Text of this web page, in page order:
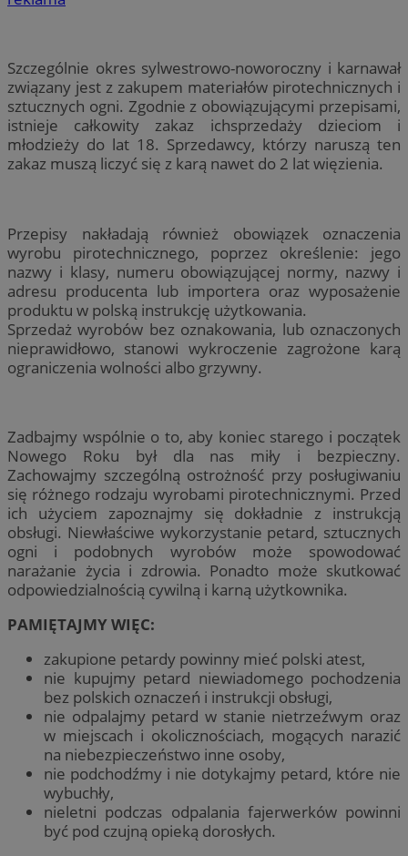
Szczególnie okres sylwestrowo-noworoczny i karnawał
związany jest z zakupem materiałów pirotechnicznych i
sztucznych ogni. Zgodnie z obowiązującymi przepisami,
istnieje całkowity zakaz ichsprzedaży dzieciom i
młodzieży do lat 18. Sprzedawcy, którzy naruszą ten
zakaz muszą liczyć się z karą nawet do 2 lat więzienia.
Przepisy nakładają również obowiązek oznaczenia
wyrobu pirotechnicznego, poprzez określenie: jego
nazwy i klasy, numeru obowiązującej normy, nazwy i
adresu producenta lub importera oraz wyposażenie
produktu w polską instrukcję użytkowania.
Sprzedaż wyrobów bez oznakowania, lub oznaczonych
nieprawidłowo, stanowi wykroczenie zagrożone karą
ograniczenia wolności albo grzywny.
Zadbajmy wspólnie o to, aby koniec starego i początek
Nowego Roku był dla nas miły i bezpieczny.
Zachowajmy szczególną ostrożność przy posługiwaniu
się różnego rodzaju wyrobami pirotechnicznymi. Przed
ich użyciem zapoznajmy się dokładnie z instrukcją
obsługi. Niewłaściwe wykorzystanie petard, sztucznych
ogni i podobnych wyrobów może spowodować
narażanie życia i zdrowia. Ponadto może skutkować
odpowiedzialnością cywilną i karną użytkownika.
PAMIĘTAJMY WIĘC:
zakupione petardy powinny mieć polski atest,
nie kupujmy petard niewiadomego pochodzenia
bez polskich oznaczeń i instrukcji obsługi,
nie odpalajmy petard w stanie nietrzeźwym oraz
w miejscach i okolicznościach, mogących narazić
na niebezpieczeństwo inne osoby,
nie podchodźmy i nie dotykajmy petard, które nie
wybuchły,
nieletni podczas odpalania fajerwerków powinni
być pod czujną opieką dorosłych.